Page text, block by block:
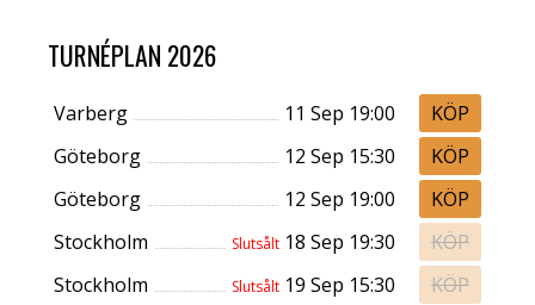
TURNÉPLAN 2026
Varberg
11 Sep 19:00
Göteborg
12 Sep 15:30
Göteborg
12 Sep 19:00
Stockholm
Slutsålt 18 Sep 19:30
Stockholm
Slutsålt 19 Sep 15:30